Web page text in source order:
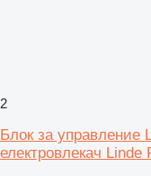
2
Блок за управление
електровлекач